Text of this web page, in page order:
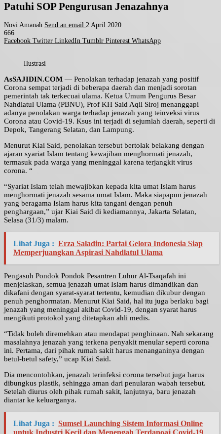
Patuhi SOP Pengurusan Jenazahnya
Novi Amanah Send an email 2 April 2020
666
Facebook Twitter LinkedIn Tumblr Pinterest WhatsApp
Ilustrasi
AsSAJIDIN.COM — Penolakan terhadap jenazah yang positif
Corona sempat terjadi di beberapa daerah dan menjadi sorotan
pemerintah tak terkecuai ulama. Ketua Umum Pengurus Besar
Nahdlatul Ulama (PBNU), Prof KH Said Aqil Siroj menanggapi
adanya penolakan warga terhadap jenazah yang teinveksi virus
Corona atau Covid-19. Ksus ini terjadi di sejumlah daerah, seperti di
Depok, Tangerang Selatan, dan Lampung.
Menurut Kiai Said, penolakan tersebut bertolak belakang dengan
ajaran syariat Islam tentang kewajiban menghormati jenazah,
termasuk pada warga yang meninggal karena terjangkit virus
corona. “
“Syariat Islam telah mewajibkan kepada kita umat Islam harus
menghormati jenazah sesama umat Islam. Maka siapapun jenazah
yang beragama Islam harus kita tangani dengan penuh
penghargaan,” ujar Kiai Said di kediamannya, Jakarta Selatan,
Selasa (31/3) malam.
Lihat Juga : Erza Saladin: Partai Gelora Indonesia Siap
Memperjuangkan Aspirasi Nahdlatul Ulama
Pengasuh Pondok Pondok Pesantren Luhur Al-Tsaqafah ini
menjelaskan, semua jenazah umat Islam harus dimandikan dan
dikafani dengan syarat-syarat tertentu, kemudian dikubur dengan
penuh penghormatan. Menurut Kiai Said, hal itu juga berlaku bagi
jenazah yang meninggal akibat Covid-19, dengan syarat harus
mengikuti protokol yang ditetapkan ahli medis.
“Tidak boleh diremehkan atau mendapat penghinaan. Nah sekarang
masalahnya jenazah yang terkena penyakit menular seperti corona
ini. Pertama, dari pihak rumah sakit harus menanganinya dengan
betul-betul safety,” ucap Kiai Said.
Dia mencontohkan, jenazah terinfeksi corona tersebut juga harus
dibungkus plastik, sehingga aman dari penularan wabah tersebut.
Setelah diurus oleh pihak rumah sakit, lanjutnya, baru jenazah
diantar ke keluarganya.
Lihat Juga : Sumsel Launching Sistem Informasi Online